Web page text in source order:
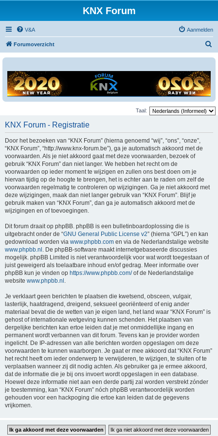
KNX Forum
V&A Aanmelden
Forumoverzicht
Taal:
KNX Forum - Registratie
Door het bezoeken van “KNX Forum” (hierna genoemd “wij”, “ons”, “onze”,
“KNX Forum”, “http://www.knx-forum.be”), ga je automatisch akkoord met de
voorwaarden. Als je niet akkoord gaat met deze voorwaarden, bezoek of
gebruik “KNX Forum” dan niet langer. We hebben het recht om de
voorwaarden op ieder moment te wijzigen en zullen ons best doen om je
hiervan tijdig op de hoogte te brengen, het is echter aan te raden om zelf de
voorwaarden regelmatig te controleren op wijzigingen. Ga je niet akkoord met
deze wijzigingen, maak dan niet langer gebruik van “KNX Forum”. Blijf je
gebruik maken van “KNX Forum”, dan ga je automatisch akkoord met de
wijzigingen en of toevoegingen.
Dit forum draait op phpBB. phpBB is een bulletinboardoplossing die is
uitgebracht onder de “GNU General Public License v2” (hierna “GPL”) en kan
gedownload worden via www.phpbb.com en via de Nederlandstalige website
www.phpbb.nl . De phpBB-software maakt internetgebaseerde discussies
mogelijk. phpBB Limited is niet verantwoordelijk voor wat wordt toegestaan of
juist geweigerd als toelaatbare inhoud en/of gedrag. Meer informatie over
phpBB kun je vinden op https://www.phpbb.com/of de Nederlandstalige
website www.phpbb.nl .
Je verklaart geen berichten te plaatsen die kwetsend, obsceen, vulgair,
lasterlijk, haatdragend, dreigend, seksueel georiënteerd of enig ander
materiaal bevat die de wetten van je eigen land, het land waar “KNX Forum” is
gehost of internationale wetgeving kunnen schenden. Het plaatsen van
dergelijke berichten kan ertoe leiden dat je met onmiddellijke ingang en
permanent wordt verbannen van dit forum. Tevens kan je provider worden
ingelicht. De IP-adressen van alle berichten worden opgeslagen om deze
voorwaarden te kunnen waarborgen. Je gaat er mee akkoord dat “KNX Forum”
het recht heeft om ieder onderwerp te verwijderen, te wijzigen, te sluiten of te
verplaatsen wanneer zij dit nodig achten. Als gebruiker ga je ermee akkoord,
dat de informatie die je bij ons invoert wordt opgeslagen in een database.
Hoewel deze informatie niet aan een derde partij zal worden verstrekt zónder
je toestemming, kan “KNX Forum” nóch phpBB verantwoordelijk worden
gehouden voor een hackpoging die ertoe kan leiden dat de gegevens
vrijkomen.